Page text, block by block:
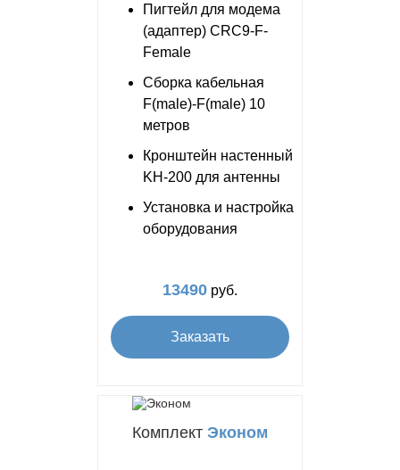
Пигтейл для модема
(адаптер) CRC9-F-
Female
Сборка кабельная
F(male)-F(male) 10
метров
Кронштейн настенный
KH-200 для антенны
Установка и настройка
оборудования
13490 руб.
Заказать
Комплект Эконом